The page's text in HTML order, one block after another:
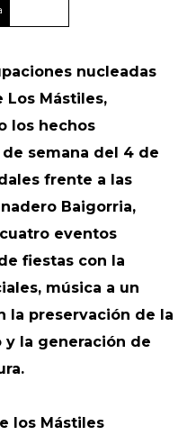
nucleadas
Mástiles,
los hechos
semana del 4 de
frente a las
Baigorria,
eventos
fiestas con la
música a un
la preservación de la
la generación de
los Mástiles